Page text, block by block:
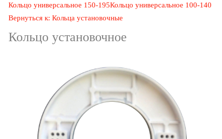
Кольцо универсальное 150-195Кольцо универсальное 100-140
Вернуться к: Кольца установочные
Кольцо установочное